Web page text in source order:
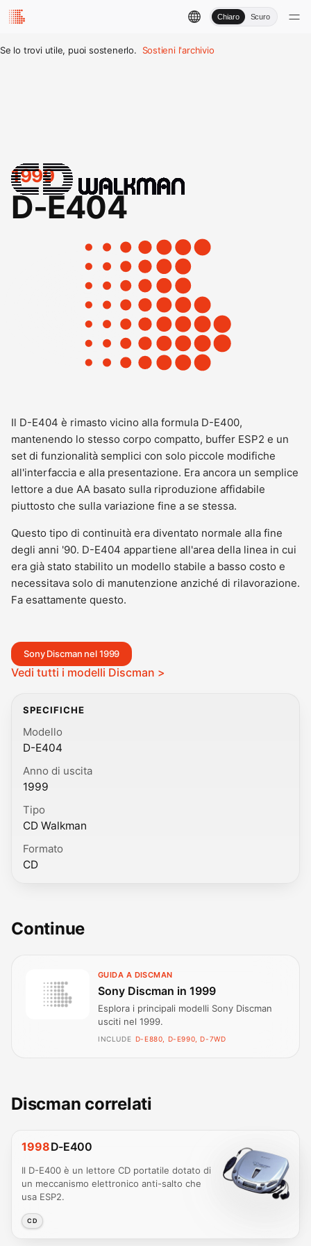
Chiaro Scuro
Se lo trovi utile, puoi sostenerlo. Sostieni l'archivio
1999
D-E404
Il D-E404 è rimasto vicino alla formula D-E400,
mantenendo lo stesso corpo compatto, buffer ESP2 e un
set di funzionalità semplici con solo piccole modifiche
all'interfaccia e alla presentazione. Era ancora un semplice
lettore a due AA basato sulla riproduzione affidabile
piuttosto che sulla variazione fine a se stessa.
Questo tipo di continuità era diventato normale alla fine
degli anni '90. D-E404 appartiene all'area della linea in cui
era già stato stabilito un modello stabile a basso costo e
necessitava solo di manutenzione anziché di rilavorazione.
Fa esattamente questo.
Sony Discman nel 1999
Vedi tutti i modelli Discman >
SPECIFICHE
Modello
D-E404
Anno di uscita
1999
Tipo
CD Walkman
Formato
CD
Continue
GUIDA A DISCMAN
Sony Discman in 1999
Esplora i principali modelli Sony Discman
usciti nel 1999.
INCLUDE D-E880, D-E990, D-7WD
Discman correlati
1998D-E400
Il D-E400 è un lettore CD portatile dotato di
un meccanismo elettronico anti-salto che
usa ESP2.
CD